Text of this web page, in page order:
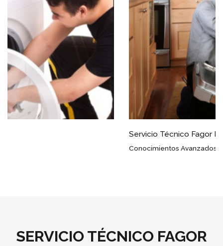
Servicio Técnico Fagor Escalante
SERVICIO TÉCNICO FAGOR